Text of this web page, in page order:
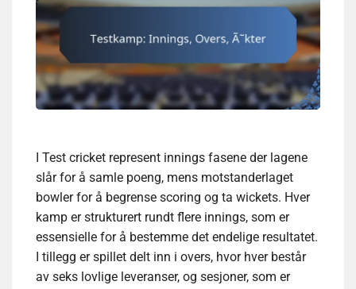
I Test cricket represent innings fasene der lagene
slår for å samle poeng, mens motstanderlaget
bowler for å begrense scoring og ta wickets. Hver
kamp er strukturert rundt flere innings, som er
essensielle for å bestemme det endelige resultatet.
I tillegg er spillet delt inn i overs, hvor hver består
av seks lovlige leveranser, og sesjoner, som er